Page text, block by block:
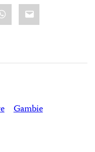
Email
Gambie